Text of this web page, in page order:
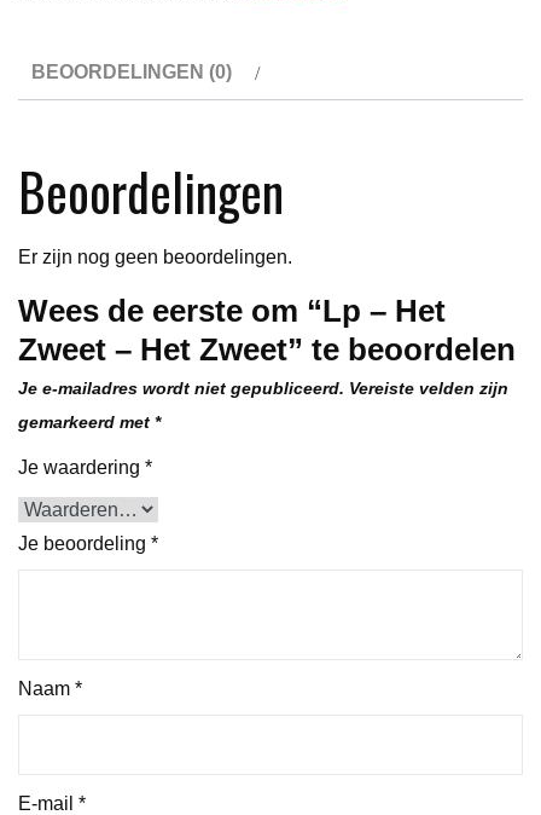
HetBEOORDELINGEN (0)
Beoordelingen
Er zijn nog geen beoordelingen.
Wees de eerste om “Lp – Het
Zweet – Het Zweet” te beoordelen
Je e-mailadres wordt niet gepubliceerd. Vereiste velden zijn
gemarkeerd met *
Je waardering *
Je beoordeling *
Naam *
E-mail *